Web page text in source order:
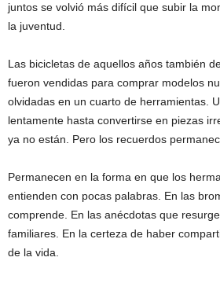
juntos se volvió más difícil que subir la
la juventud.
Las bicicletas de aquellos años también
fueron vendidas para comprar modelos
olvidadas en un cuarto de herramientas.
lentamente hasta convertirse en piezas
ya no están. Pero los recuerdos
Permanecen en la forma en que los
entienden con pocas palabras. En las
comprende. En las anécdotas que
familiares. En la certeza de haber
de la vida.